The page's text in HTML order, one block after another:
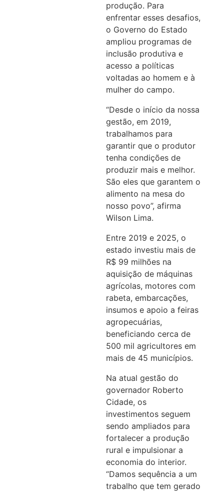
produção. Para
enfrentar esses desafios,
o Governo do Estado
ampliou programas de
inclusão produtiva e
acesso a políticas
voltadas ao homem e à
mulher do campo.
“Desde o início da nossa
gestão, em 2019,
trabalhamos para
garantir que o produtor
tenha condições de
produzir mais e melhor.
São eles que garantem o
alimento na mesa do
nosso povo”, afirma
Wilson Lima.
Entre 2019 e 2025, o
estado investiu mais de
R$ 99 milhões na
aquisição de máquinas
agrícolas, motores com
rabeta, embarcações,
insumos e apoio a feiras
agropecuárias,
beneficiando cerca de
500 mil agricultores em
mais de 45 municípios.
Na atual gestão do
governador Roberto
Cidade, os
investimentos seguem
sendo ampliados para
fortalecer a produção
rural e impulsionar a
economia do interior.
“Damos sequência a um
trabalho que tem gerado